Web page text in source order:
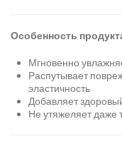
Особенность
Мгновенно
Распутывает
эластичность
Добавляет
Не утяжеляет даже